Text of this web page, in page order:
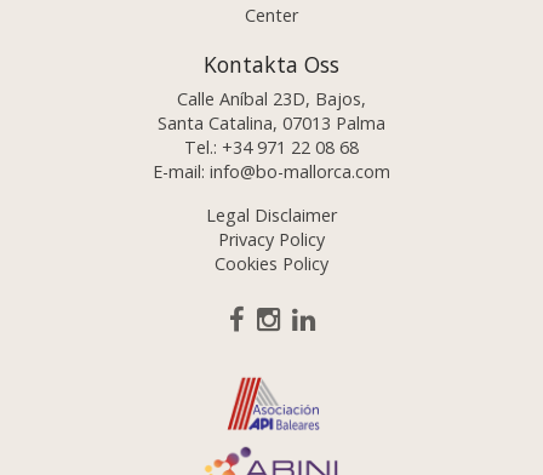
Center
Kontakta Oss
Calle Aníbal 23D, Bajos,
Santa Catalina, 07013 Palma
Tel.: +34 971 22 08 68
E-mail: info@bo-mallorca.com
Legal Disclaimer
Privacy Policy
Cookies Policy